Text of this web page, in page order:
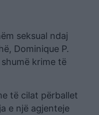
seksual ndaj
Dominique P.
krime të
të cilat përballet
e një agjenteje